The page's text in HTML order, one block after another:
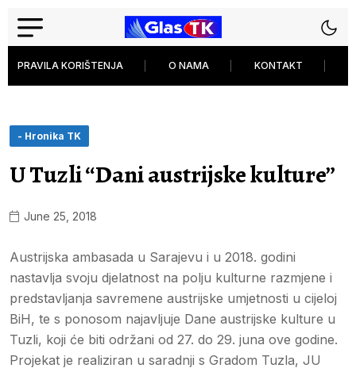
PRAVILA KORIŠTENJA O NAMA KONTAKT
- Hronika TK
U Tuzli “Dani austrijske kulture”
June 25, 2018
Austrijska ambasada u Sarajevu i u 2018. godini
nastavlja svoju djelatnost na polju kulturne razmjene i
predstavljanja savremene austrijske umjetnosti u cijeloj
BiH, te s ponosom najavljuje Dane austrijske kulture u
Tuzli, koji će biti održani od 27. do 29. juna ove godine.
Projekat je realiziran u saradnji s Gradom Tuzla, JU